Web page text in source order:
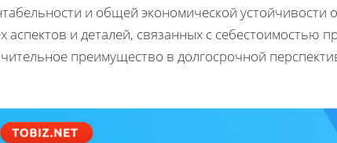
и общей экономической устойчивости
аспектов и деталей, связанных с себестоимостью
преимущество в долгосрочной